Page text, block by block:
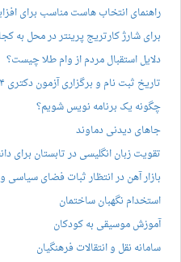
راهنمای انتخاب هاست مناسب برای
برای شارژ کارتریج پرینتر در محل به
دلایل استقبال مردم از وام طلا چیست؟
تاریخ ثبت نام و برگزاری آزمون دکتری ۱۴۰۴
چگونه یک برنامه نویس شویم؟
جاهای دیدنی دماوند
تقویت زبان انگلیسی در تابستان برای
بازار آهن در انتظار ثبات فضای سیاسی
استخدام نگهبان ساختمان
آموزش موسیقی به کودکان
سامانه نقل و انتقالات فرهنگیان